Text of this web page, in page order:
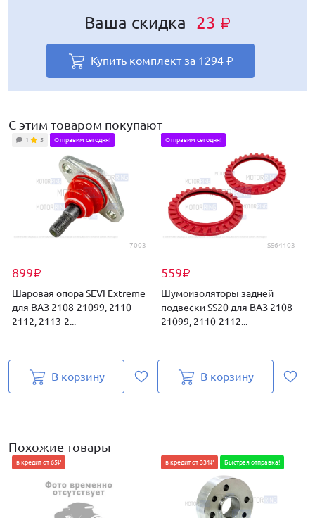
Ваша скидка 23 ₽
Купить комплект за 1294 ₽
Ваша скидка 14 ₽
Купить комплект за 1073 ₽
С этим товаром покупают
7003
899₽
1 5 Отправим сегодня!
Шаровая опора SEVI Extreme
для ВАЗ 2108-21099, 2110-
2112, 2113-2...
В корзину
SS64103
559₽
Отправим сегодня!
Шумоизоляторы задней
подвески SS20 для ВАЗ 2108-
21099, 2110-2112...
В корзину
Похожие товары
в кредит от 65₽ в кредит от 331₽ Быстрая отправка!